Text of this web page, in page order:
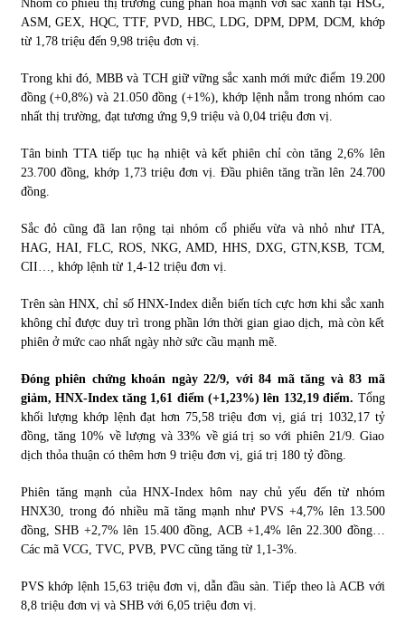
Nhóm cổ phiếu thị trường cũng phân hóa mạnh với sắc xanh tại HSG,
ASM, GEX, HQC, TTF, PVD, HBC, LDG, DPM, DPM, DCM, khớp
từ 1,78 triệu đến 9,98 triệu đơn vị.
Trong khi đó, MBB và TCH giữ vững sắc xanh mới mức điểm 19.200
đồng (+0,8%) và 21.050 đồng (+1%), khớp lệnh nằm trong nhóm cao
nhất thị trường, đạt tương ứng 9,9 triệu và 0,04 triệu đơn vị.
Tân binh TTA tiếp tục hạ nhiệt và kết phiên chỉ còn tăng 2,6% lên
23.700 đồng, khớp 1,73 triệu đơn vị. Đầu phiên tăng trần lên 24.700
đồng.
Sắc đỏ cũng đã lan rộng tại nhóm cổ phiếu vừa và nhỏ như ITA,
HAG, HAI, FLC, ROS, NKG, AMD, HHS, DXG, GTN,KSB, TCM,
CII…, khớp lệnh từ 1,4-12 triệu đơn vị.
Trên sàn HNX, chỉ số HNX-Index diễn biến tích cực hơn khi sắc xanh
không chỉ được duy trì trong phần lớn thời gian giao dịch, mà còn kết
phiên ở mức cao nhất ngày nhờ sức cầu mạnh mẽ.
Đóng phiên chứng khoán ngày 22/9, với 84 mã tăng và 83 mã
giảm, HNX-Index tăng 1,61 điểm (+1,23%) lên 132,19 điểm. Tổng
khối lượng khớp lệnh đạt hơn 75,58 triệu đơn vị, giá trị 1032,17 tỷ
đồng, tăng 10% về lượng và 33% về giá trị so với phiên 21/9. Giao
dịch thỏa thuận có thêm hơn 9 triệu đơn vị, giá trị 180 tỷ đồng.
Phiên tăng mạnh của HNX-Index hôm nay chủ yếu đến từ nhóm
HNX30, trong đó nhiều mã tăng mạnh như PVS +4,7% lên 13.500
đồng, SHB +2,7% lên 15.400 đồng, ACB +1,4% lên 22.300 đồng…
Các mã VCG, TVC, PVB, PVC cũng tăng từ 1,1-3%.
PVS khớp lệnh 15,63 triệu đơn vị, dẫn đầu sàn. Tiếp theo là ACB với
8,8 triệu đơn vị và SHB với 6,05 triệu đơn vị.